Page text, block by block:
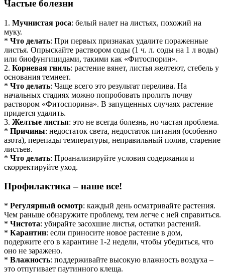
Частые болезни
1. Мучнистая роса: белый налет на листьях, похожий на
муку.
* Что делать: При первых признаках удалите пораженные
листья. Опрыскайте раствором соды (1 ч. л. соды на 1 л воды)
или биофунгицидами, такими как «Фитоспорин».
2. Корневая гниль: растение вянет, листья желтеют, стебель у
основания темнеет.
* Что делать: Чаще всего это результат перелива. На
начальных стадиях можно попробовать пролить почву
раствором «Фитоспорина». В запущенных случаях растение
придется удалить.
3. Желтые листья: это не всегда болезнь, но частая проблема.
* Причины: недостаток света, недостаток питания (особенно
азота), перепады температуры, неправильный полив, старение
листьев.
* Что делать: Проанализируйте условия содержания и
скорректируйте уход.
Профилактика – наше все!
* Регулярный осмотр: каждый день осматривайте растения.
Чем раньше обнаружите проблему, тем легче с ней справиться.
* Чистота: убирайте засохшие листья, остатки растений.
* Карантин: если приносите новое растение в дом,
подержите его в карантине 1-2 недели, чтобы убедиться, что
оно не заражено.
* Влажность: поддерживайте высокую влажность воздуха –
это отпугивает паутинного клеща.